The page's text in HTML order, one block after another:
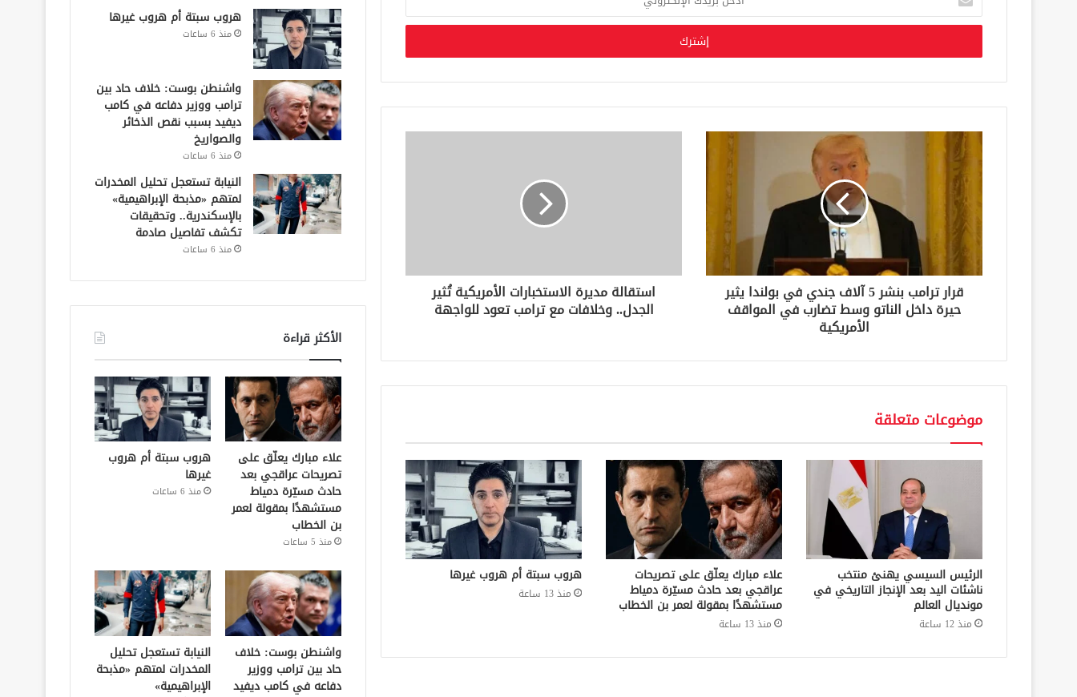
خ
ب
د
ك
ا
ر
و
ن
قرار ترامب بنشر 5 آلاف جندي في بولندا يثير
حيرة داخل الناتو وسط تضارب في المواقف
الأمريكية
استقالة مديرة الاستخبارات الأمريكية تُثير
الجدل.. وخلافات مع ترامب تعود للواجهة
موضوعات متعلقة
الرئيس السيسي يهنئ منتخب
ناشئات اليد بعد الإنجاز التاريخي في
مونديال العالم
منذ 12 ساعة
علاء مبارك يعلّق على تصريحات
عراقجي بعد حادث مسيّرة دمياط
مستشهدًا بمقولة لعمر بن الخطاب
منذ 13 ساعة
هروب سبتة أم هروب غيرها
منذ 13 ساعة
هروب سبتة أم هروب غيرها
منذ 6 ساعات
واشنطن بوست: خلاف حاد بين
ترامب ووزير دفاعه في كامب
ديفيد بسبب نقص الذخائر
والصواريخ
منذ 6 ساعات
النيابة تستعجل تحليل المخدرات
لمتهم «مذبحة الإبراهيمية»
بالإسكندرية.. وتحقيقات
تكشف تفاصيل صادمة
منذ 6 ساعات
الأكثر قراءة
علاء مبارك يعلّق على
تصريحات عراقجي بعد
حادث مسيّرة دمياط
مستشهدًا بمقولة لعمر
بن الخطاب
منذ 5 ساعات
هروب سبتة أم هروب
غيرها
منذ 6 ساعات
واشنطن بوست: خلاف
حاد بين ترامب ووزير
دفاعه في كامب ديفيد
النيابة تستعجل تحليل
المخدرات لمتهم «مذبحة
الإبراهيمية»